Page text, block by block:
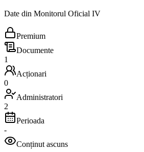
Date din Monitorul Oficial IV
Premium
Documente
1
Acționari
0
Administratori
2
Perioada
-
Conținut ascuns